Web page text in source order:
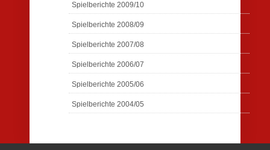
Spielberichte 2009/10
Spielberichte 2008/09
Spielberichte 2007/08
Spielberichte 2006/07
Spielberichte 2005/06
Spielberichte 2004/05